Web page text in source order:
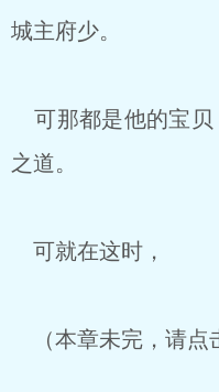
城主府少。
可那都是他的宝贝
之道。
可就在这时，
（本章未完，请点